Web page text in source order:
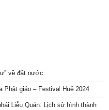
về đất nước
Phật giáo – Festival Huế 2024
Liễu Quán: Lịch sử hình thành